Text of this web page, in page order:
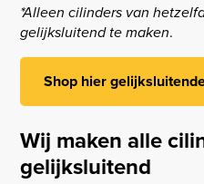
*Alleen cilinders van
gelijksluitend te maken.
Shop hier
Wij maken alle
gelijksluitend